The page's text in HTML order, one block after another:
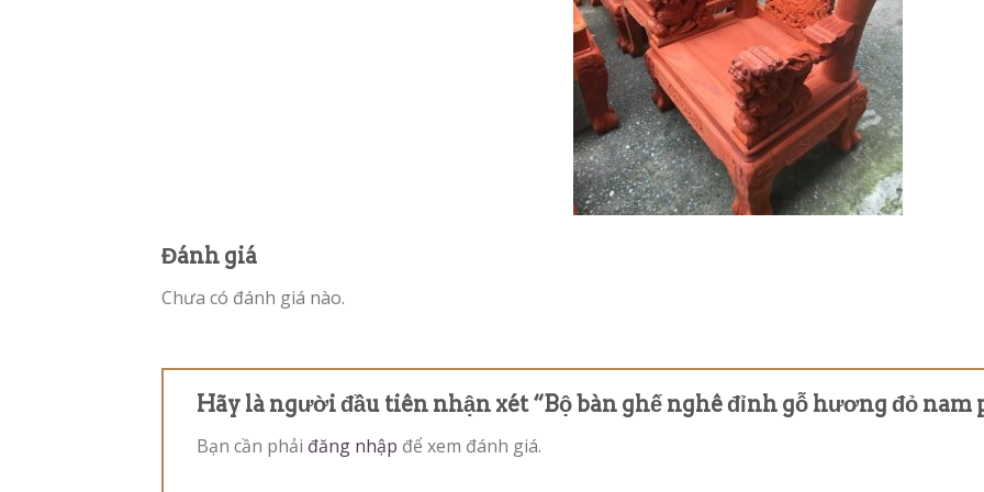
Đánh giá
Chưa có đánh giá nào.
Hãy là người đầu tiên nhận xét “Bộ bàn ghế nghê đỉnh gỗ hương đỏ nam
Bạn cần phải đăng nhập để xem đánh giá.